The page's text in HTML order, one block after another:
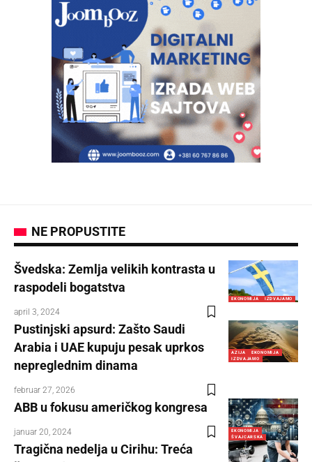
NE PROPUSTITE
EKONOMIJA IZDVAJAMO
Švedska: Zemlja velikih kontrasta u
raspodeli bogatstva
april 3, 2024
AZIJA
EKONOMIJA
IZDVAJAMO
Pustinjski apsurd: Zašto Saudi
Arabia i UAE kupuju pesak uprkos
nepreglednim dinama
februar 27, 2026
EKONOMIJA
ŠVAJCARSKA
ABB u fokusu američkog kongresa
januar 20, 2024
Tragična nedelja u Cirihu: Treća